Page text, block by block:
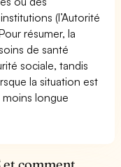
(l’Autorité
résumer, la
de santé
sociale, tandis
la situation est
moins longue